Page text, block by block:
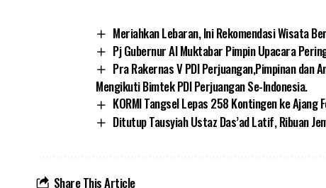
Meriahkan Lebaran, Ini Rekomendasi Wisata
Pj Gubernur Al Muktabar Pimpin Upacara
Pra Rakernas V PDI Perjuangan,Pimpinan dan
Mengikuti Bimtek PDI Perjuangan Se-Indonesia.
KORMI Tangsel Lepas 258 Kontingen ke
Ditutup Tausyiah Ustaz Das’ad Latif, Ribuan
Share This Article